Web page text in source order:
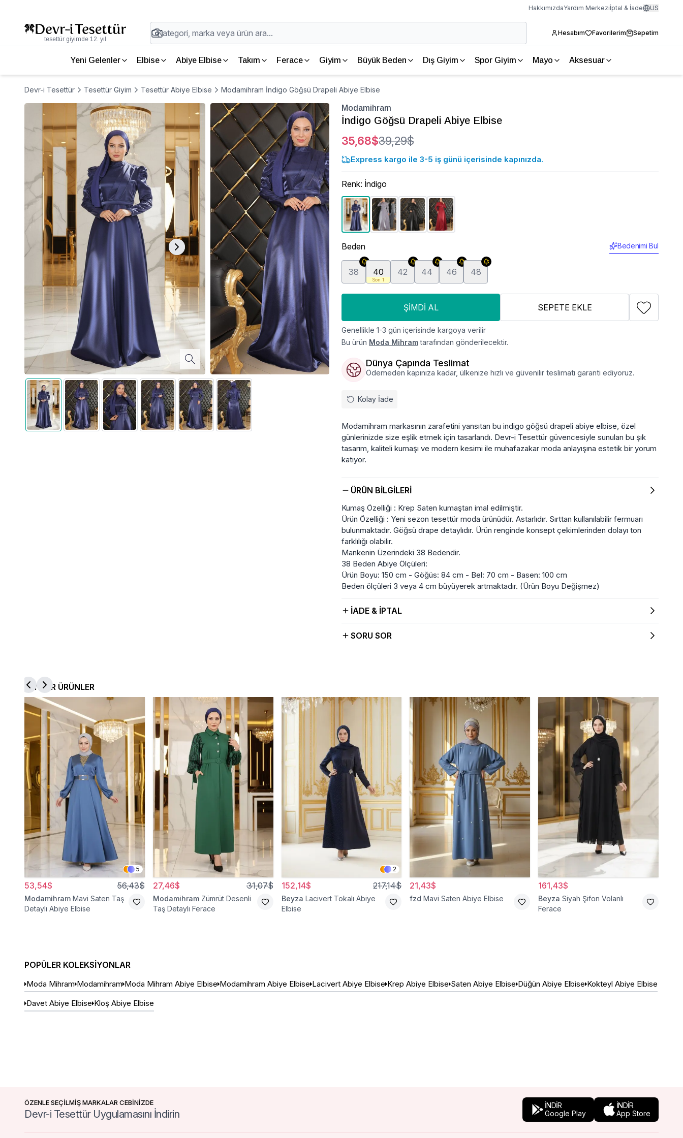
HakkımızdaYardım Merkeziİptal & İade US
tesettür giyimde 12. yıl
Hesabım Favorilerim Sepetim
Yeni Gelenler Elbise Abiye Elbise Takım Ferace Giyim Büyük Beden Dış Giyim Spor Giyim Mayo Aksesuar
Devr-i Tesettür Tesettür Giyim Tesettür Abiye Elbise Modamihram İndigo Göğsü Drapeli Abiye Elbise
Modamihram
İndigo Göğsü Drapeli Abiye Elbise
35,68$39,29$
Express kargo ile 3-5 iş günü içerisinde kapınızda.
Renk: İndigo
Beden Bedenimi Bul
38
Son 1
40 42 44 46 48
ŞIMDI AL SEPETE EKLE
Genellikle 1-3 gün içerisinde kargoya verilir
Bu ürün Moda Mihramtarafından gönderilecektir.
Dünya Çapında Teslimat
Ödemeden kapınıza kadar, ülkenize hızlı ve güvenilir teslimatı garanti ediyoruz.
Kolay İade
Modamihram markasının zarafetini yansıtan bu indigo göğsü drapeli abiye elbise, özel
günlerinizde size eşlik etmek için tasarlandı. Devr-i Tesettür güvencesiyle sunulan bu şık
tasarım, kaliteli kumaşı ve modern kesimi ile muhafazakar moda anlayışına estetik bir yorum
katıyor.
ÜRÜN BILGILERI
Kumaş Özelliği : Krep Saten kumaştan imal edilmiştir.
Ürün Özelliği : Yeni sezon tesettür moda ürünüdür. Astarlıdır. Sırttan kullanılabilir fermuarı
bulunmaktadır. Göğsü drape detaylıdır. Ürün renginde konsept çekimlerinden dolayı ton
farklılığı olabilir.
Mankenin Üzerindeki 38 Bedendir.
38 Beden Abiye Ölçüleri:
Ürün Boyu: 150 cm - Göğüs: 84 cm - Bel: 70 cm - Basen: 100 cm
Beden ölçüleri 3 veya 4 cm büyüyerek artmaktadır. (Ürün Boyu Değişmez)
İADE & İPTAL
SORU SOR
BENZER ÜRÜNLER
5
53,54$ 56,43$
Modamihram Mavi Saten Taş
Detaylı Abiye Elbise
27,46$ 31,07$
Modamihram Zümrüt Desenli
Taş Detaylı Ferace
2
152,14$ 217,14$
Beyza Lacivert Tokalı Abiye
Elbise
21,43$
fzd Mavi Saten Abiye Elbise
161,43$
Beyza Siyah Şifon Volanlı
Ferace
POPÜLER KOLEKSIYONLAR
Moda Mihram Modamihram Moda Mihram Abiye Elbise Modamihram Abiye Elbise Lacivert Abiye Elbise Krep Abiye Elbise Saten Abiye Elbise Düğün Abiye Elbise Kokteyl Abiye Elbise
Davet Abiye Elbise Kloş Abiye Elbise
ÖZENLE SEÇİLMİŞ MARKALAR CEBİNİZDE
Devr-i Tesettür Uygulamasını İndirin
İNDİR
Google Play
İNDİR
App Store